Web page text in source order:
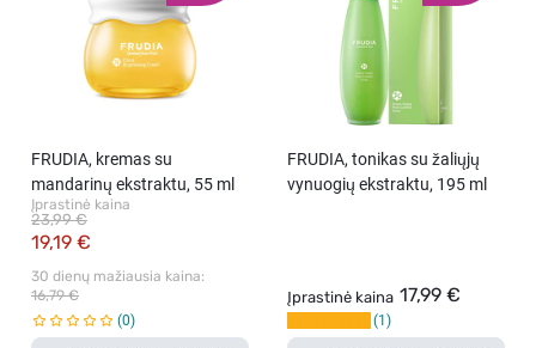
FRUDIA, kremas su
mandarinų ekstraktu, 55 ml
Įprastinė kaina
19,19 €
23,99 €
30 dienų mažiausia kaina:
16,79 €
0
FRUDIA, tonikas su žaliųjų
vynuogių ekstraktu, 195 ml
Įprastinė kaina 17,99 €
1